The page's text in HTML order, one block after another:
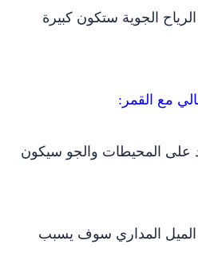
الجوية ستكون كبيرة
على المحيطات والجو سيكون
المداري سوف يسبب